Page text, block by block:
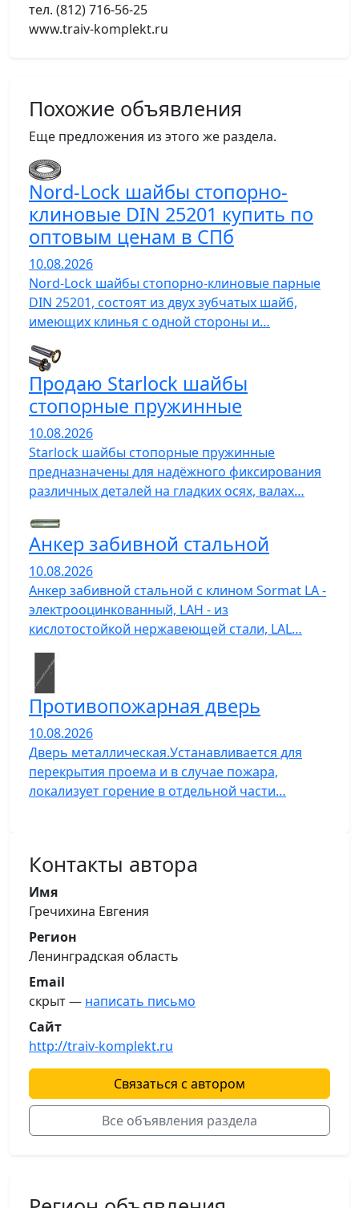
тел. (812) 716-56-25
www.traiv-komplekt.ru
Похожие объявления
Еще предложения из этого же раздела.
Nord-Lock шайбы стопорно-
клиновые DIN 25201 купить по
оптовым ценам в СПб
10.08.2026
Nord-Lock шайбы стопорно-клиновые парные
DIN 25201, состоят из двух зубчатых шайб,
имеющих клинья с одной стороны и…
Продаю Starlock шайбы
cтопорные пружинные
10.08.2026
Starlock шайбы стопорные пружинные
предназначены для надёжного фиксирования
различных деталей на гладких осях, валах…
Анкер забивной стальной
10.08.2026
Анкер забивной стальной с клином Sormat LA -
электрооцинкованный, LAH - из
кислотостойкой нержавеющей стали, LAL…
Противопожарная дверь
10.08.2026
Дверь металлическая.Устанавливается для
перекрытия проема и в случае пожара,
локализует горение в отдельной части…
Контакты автора
Имя
Гречихина Евгения
Регион
Ленинградская область
Email
скрыт — написать письмо
Сайт
http://traiv-komplekt.ru
Связаться с автором
Все объявления раздела